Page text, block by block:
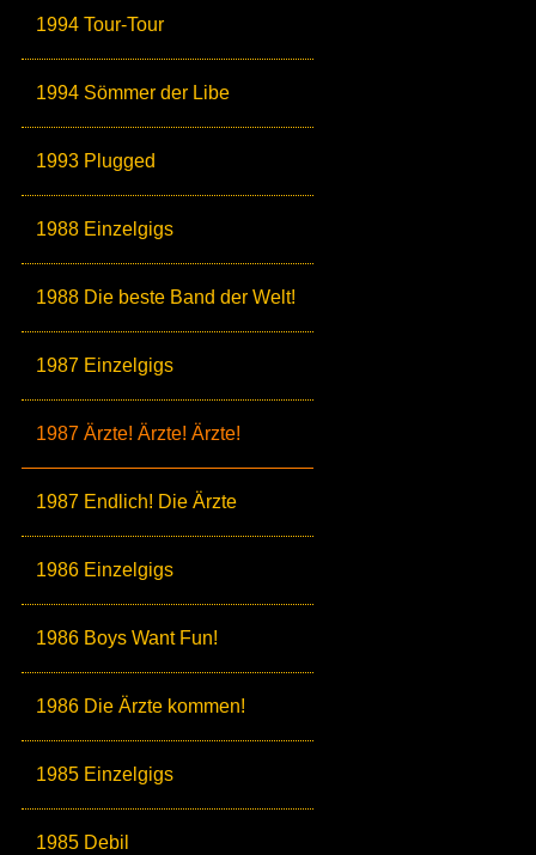
1994 Tour-Tour
1994 Sömmer der Libe
1993 Plugged
1988 Einzelgigs
1988 Die beste Band der Welt!
1987 Einzelgigs
1987 Ärzte! Ärzte! Ärzte!
1987 Endlich! Die Ärzte
1986 Einzelgigs
1986 Boys Want Fun!
1986 Die Ärzte kommen!
1985 Einzelgigs
1985 Debil